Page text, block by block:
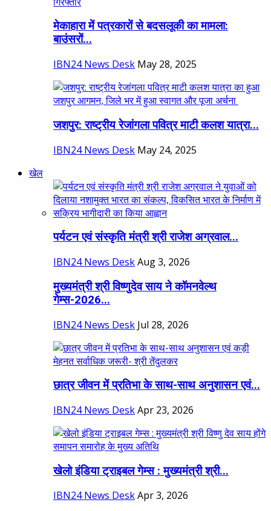
मेकाहारा में पत्रकारों से बदसलूकी का मामला:
बाउंसरों...
IBN24 News Desk May 28, 2025
जशपुर: राष्ट्रीय रेजांगला पवित्र माटी कलश यात्रा...
IBN24 News Desk May 24, 2025
खेल
पर्यटन एवं संस्कृति मंत्री श्री राजेश अग्रवाल...
IBN24 News DeskAug 3, 2026
मुख्यमंत्री श्री विष्णुदेव साय ने कॉमनवेल्थ
गेम्स-2026...
IBN24 News Desk Jul 28, 2026
छात्र जीवन में प्रतिभा के साथ-साथ अनुशासन एवं...
IBN24 News DeskApr 23, 2026
खेलो इंडिया ट्राइबल गेम्स : मुख्यमंत्री श्री...
IBN24 News DeskApr 3, 2026